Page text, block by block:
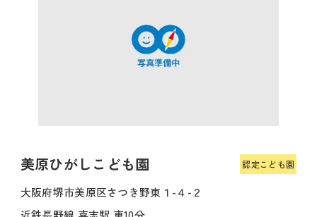
美原ひがしこども園 認定こども園
大阪府堺市美原区さつき野東１-４-２